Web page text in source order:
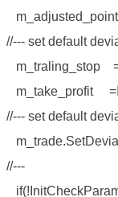
//--- set default
m_traling_stop
m_take_profit
//--- set default
//---